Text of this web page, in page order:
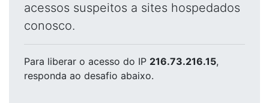
acessos suspeitos a sites hospedados
conosco.
Para liberar o acesso do IP 216.73.216.15,
responda ao desafio abaixo.